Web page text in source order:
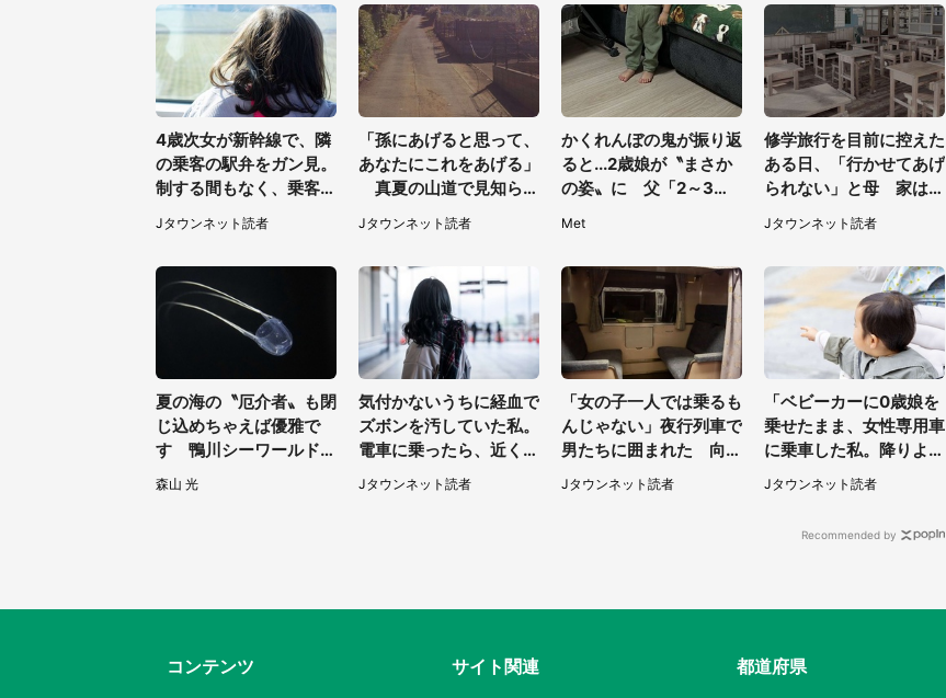
4歳次女が新幹線で、隣
の乗客の駅弁をガン見。
制する間もなく、乗客が
ご飯を一口食べると（茨
城県・50代女性）
Jタウンネット読者
「孫にあげると思って、
あなたにこれをあげる」
真夏の山道で見知らぬ
お婆さんに握らされたも
の（山口県・30代女
Jタウンネット読者
かくれんぼの鬼が振り返
ると...2歳娘が〝まさか
の姿〟に 父「2～3分
Met
修学旅行を目前に控えた
ある日、「行かせてあげ
られない」と母 家は貧
しく、私は納得したけれ
ど...（北海道・70代以
Jタウンネット読者
夏の海の〝厄介者〟も閉
じ込めちゃえば優雅で
す 鴨川シーワールドで
「アンドンクラゲ」期間
限定展示【7／29～】
森山 光
気付かないうちに経血で
ズボンを汚していた私。
電車に乗ったら、近くの
女性客が小さな声で（千
葉県・10代女性）
Jタウンネット読者
「女の子一人では乗るも
んじゃない」夜行列車で
男たちに囲まれた 向か
いの席に何かが投げられ
て（秋田県・60代女
Jタウンネット読者
「ベビーカーに0歳娘を
乗せたまま、女性専用車
に乗車した私。降りよう
としたところで...」（大
阪府・30代女性）
Jタウンネット読者
Recommended by
コンテンツ サイト関連 都道府県